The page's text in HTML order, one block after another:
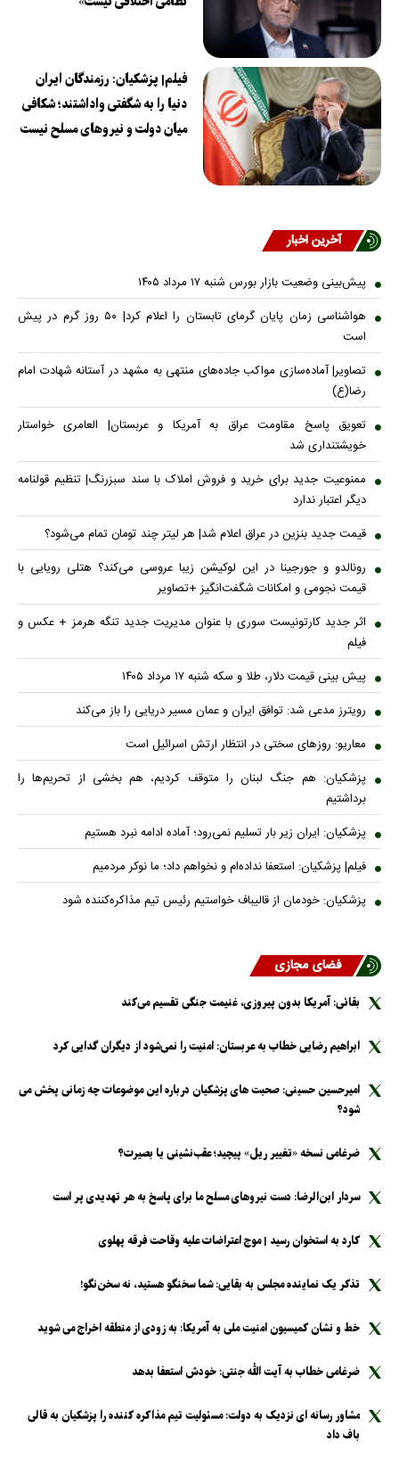
فیلم| پزشکیان: رزمندگان ایران
دنیا را به شگفتی واداشتند؛ شکافی
میان دولت و نیروهای مسلح نیست
آخرین اخبار
پیش‌بینی وضعیت بازار بورس شنبه ۱۷ مرداد ۱۴۰۵
هواشناسی زمان پایان گرمای تابستان را اعلام کرد| ۵۰ روز گرم در پیش
است
تصاویر| آماده‌سازی مواکب جاده‌های منتهی به مشهد در آستانه شهادت امام
رضا(ع)
تعویق پاسخ مقاومت عراق به آمریکا و عربستان| العامری خواستار
خویشتنداری شد
ممنوعیت جدید برای خرید و فروش املاک با سند سبزرنگ| تنظیم قولنامه
دیگر اعتبار ندارد
قیمت جدید بنزین در عراق اعلام شد| هر لیتر چند تومان تمام می‌شود؟
رونالدو و جورجینا در این لوکیشن زیبا عروسی می‌کند؟ هتلی رویایی با
قیمت نجومی و امکانات شگفت‌انگیز +تصاویر
اثر جدید کارتونیست سوری با عنوان مدیریت جدید تنگه هرمز + عکس و
فیلم
پیش بینی قیمت دلار، طلا و سکه شنبه ۱۷ مرداد ۱۴۰۵
رویترز مدعی شد: توافق ایران و عمان مسیر دریایی را باز می‌کند
معاریو: روزهای سختی در انتظار ارتش اسرائیل است
پزشکیان: هم جنگ لبنان را متوقف کردیم، هم بخشی از تحریم‌ها را
برداشتیم
پزشکیان: ایران زیر بار تسلیم نمی‌رود؛ آماده ادامه نبرد هستیم
فیلم| پزشکیان: استعفا نداده‌ام و نخواهم داد؛ ما نوکر مردمیم
پزشکیان: خودمان از قالیباف خواستیم رئیس تیم مذاکره‌کننده شود
فضای مجازی
بقائی: آمریکا بدون پیروزی، غنیمت جنگی تقسیم می‌کند
ابراهیم رضایی خطاب به عربستان: امنیت را نمی‌شود از دیگران گدایی کرد
امیرحسین حسینی: صحبت های پزشکیان درباره این موضوعات چه زمانی پخش می
شود؟
ضرغامی نسخه «تغییر ریل» پیچید؛ عقب‌نشینی یا بصیرت؟
سردار ابن‌الرضا: دست نیرو‌های مسلح ما برای پاسخ به هر تهدیدی پر است
کارد به استخوان رسید | موج اعتراضات علیه وقاحت فرقه پهلوی
تذکر یک نماینده مجلس به بقایی: شما سخنگو هستید، نه سخن‌نگو!
خط و نشان کمیسیون امنیت ملی به آمریکا: به زودی از منطقه اخراج می شوید
ضرغامی خطاب به آیت الله جنتی: خودش استعفا بدهد
مشاور رسانه ای نزدیک به دولت: مسئولیت تیم مذاکره کننده را پزشکیان به قالی
باف داد